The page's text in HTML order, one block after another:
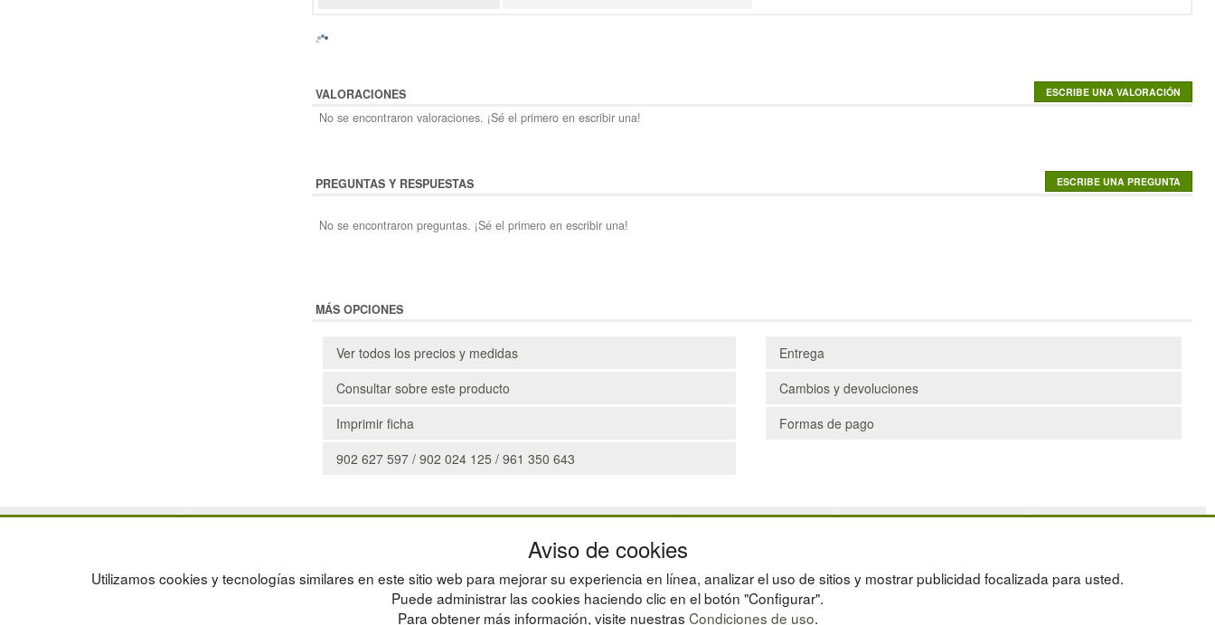
VALORACIONES
No se encontraron valoraciones. ¡Sé el primero en escribir una!
PREGUNTAS Y RESPUESTAS
No se encontraron preguntas. ¡Sé el primero en escribir una!
MÁS OPCIONES
Ver todos los precios y medidas
Consultar sobre este producto
Imprimir ficha
902 627 597 / 902 024 125 / 961 350 643
Entrega
Cambios y devoluciones
Formas de pago
CAMBIOS Y DEVOLUCIONES
INGRESA A TU CUENTA
MANUTENCIÓN
GESTIÓN DE RESIDUOS
LIQUIDACIÓN Y SOBRANTES
LOTES DE NAVIDAD
PALETS DE PLÁSTICO
Aviso de cookies
Utilizamos cookies y tecnologías similares en este sitio web para mejorar su experiencia en línea, analizar el uso de sitios y mostrar publicidad focalizada para usted.
Puede administrar las cookies haciendo clic en el botón "Configurar".
Para obtener más información, visite nuestras Condiciones de uso.